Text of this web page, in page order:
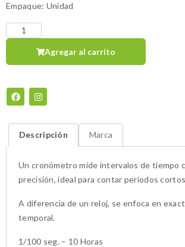
Empaque: Unidad
Agregar al carrito
Descripción Marca
Un cronómetro mide intervalos de tiempo
precisión, ideal para contar períodos
A diferencia de un reloj, se enfoca en
temporal.
1/100 seg. – 10 Horas